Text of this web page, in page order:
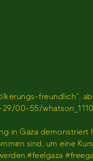
freundlich“,
00-55/
in Gaza demonstriert
sind, um eine